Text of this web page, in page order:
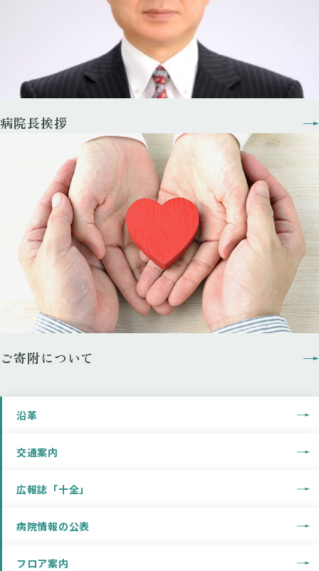
病院長挨拶
ご寄附について
沿革
交通案内
広報誌「十全」
病院情報の公表
フロア案内